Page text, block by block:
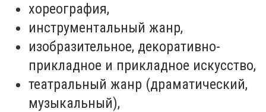
хореография,
инструментальный жанр,
изобразительное, декоративно-
прикладное и прикладное искусство,
театральный жанр (драматический,
музыкальный),